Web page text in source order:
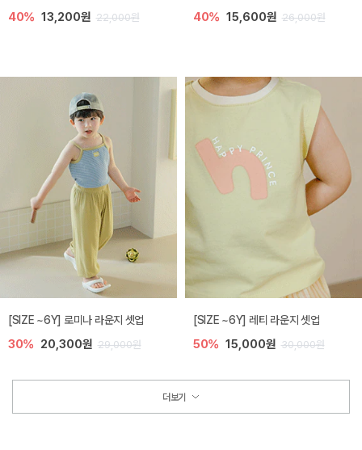
40% 13,200원 22,000원 40% 15,600원 26,000원
[SIZE ~6Y] 로미나 라운지 셋업
30% 20,300원 29,000원
[SIZE ~6Y] 레티 라운지 셋업
50% 15,000원 30,000원
더보기